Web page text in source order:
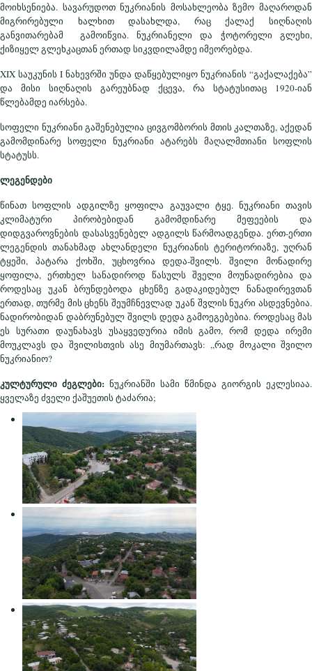
მოიხსენიება. სავარუდოთ ნუკრიანის მოსახლეობა ზემო მაღაროდან
მიგრირებული ხალხით დასახლდა, რაც ქალაქ სიღნაღის
განვითარებამ გამოიწვია. ნუკრიანელი და ჭოტორელი გლეხი,
ქიზიყელ გლეხკაცთან ერთად სიკვდილამდე იმეორებდა.
XIX საუკუნის I ნახევრში უნდა დაწყებულიყო ნუკრიანის “გაქალაქება”
და მისი სიღნაღის გარეუბნად ქცევა, რა სტატუსითაც 1920-იან
წლებამდე იარსება.
სოფელი ნუკრიანი გაშენებულია ცივგომბორის მთის კალთაზე, აქედან
გამომდინარე სოფელი ნუკრიანი ატარებს მაღალმთიანი სოფლის
სტატუსს.
ლეგენდები
წინათ სოფლის ადგილზე ყოფილა გაუვალი ტყე. ნუკრიანი თავის
კლიმატური პირობებიდან გამომდინარე მეფეების და
დიდგვაროვნების დასასვენებელ ადგილს წარმოადგენდა. ერთ-ერთი
ლეგენდის თანახმად ახლანდელი ნუკრიანის ტერიტორიაზე, უღრან
ტყეში, პატარა ქოხში, უცხოვრია დედა-შვილს. შვილი მონადირე
ყოფილა, ერთხელ სანადიროდ წასულს შველი მოუნადირებია და
როდესაც უკან ბრუნდებოდა ცხენზე გადაკიდებულ ნანადირევთან
ერთად, თურმე მის ცხენს შეუმჩნევლად უკან შვლის ნუკრი ასდევნებია.
ნადირობიდან დაბრუნებულ შვილს დედა გამოეგებებია. როდესაც მას
ეს სურათი დაუნახავს უსაყვედურია იმის გამო, რომ დედა ირემი
მოუკლავს და შვილისთვის ასე მიუმართავს: ,,რად მოკალი შვილო
ნუკრიანიო?
კულტურული ძეგლები: ნუკრიანში სამი წმინდა გიორგის ეკლესიაა.
ყველაზე ძველი ქაშუეთის ტაძარია;